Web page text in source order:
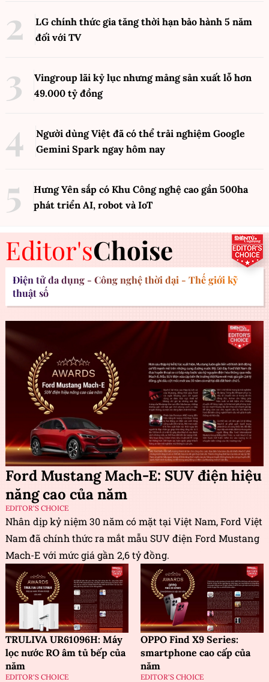
LG chính thức gia tăng thời hạn bảo hành 5 năm
đối với TV
Vingroup lãi kỷ lục nhưng mảng sản xuất lỗ hơn
49.000 tỷ đồng
Người dùng Việt đã có thể trải nghiệm Google
Gemini Spark ngay hôm nay
Hưng Yên sắp có Khu Công nghệ cao gần 500ha
phát triển AI, robot và IoT
Editor'sChoise
Điện tử đa dụng - Công nghệ thời đại - Thế giới kỹ
thuật số
Ford Mustang Mach-E: SUV điện hiệu
năng cao của năm
EDITOR'S CHOICE
Nhân dịp kỷ niệm 30 năm có mặt tại Việt Nam, Ford Việt
Nam đã chính thức ra mắt mẫu SUV điện Ford Mustang
Mach-E với mức giá gần 2,6 tỷ đồng.
TRULIVA UR61096H: Máy
lọc nước RO âm tủ bếp của
năm
EDITOR'S CHOICE
OPPO Find X9 Series:
smartphone cao cấp của
năm
EDITOR'S CHOICE